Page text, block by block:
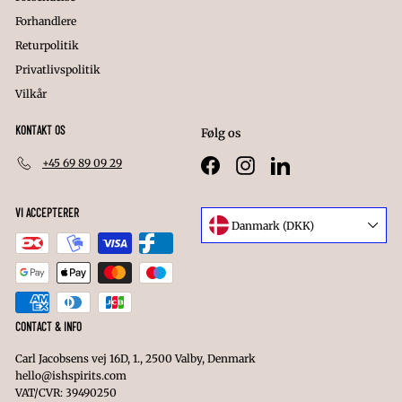
Forhandlere
Returpolitik
Privatlivspolitik
Vilkår
KONTAKT OS
+45 69 89 09 29
Følg os
FacebookInstagramLinkedIn
VI ACCEPTERER Sprog
Danmark (DKK)
CONTACT & INFO
Carl Jacobsens vej 16D, 1., 2500 Valby, Denmark
hello@ishspirits.com
VAT/CVR: 39490250